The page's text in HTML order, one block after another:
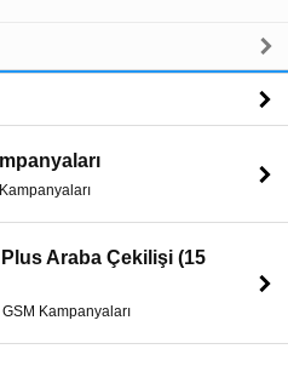
Araba Çekilişi (15
Kampanyaları